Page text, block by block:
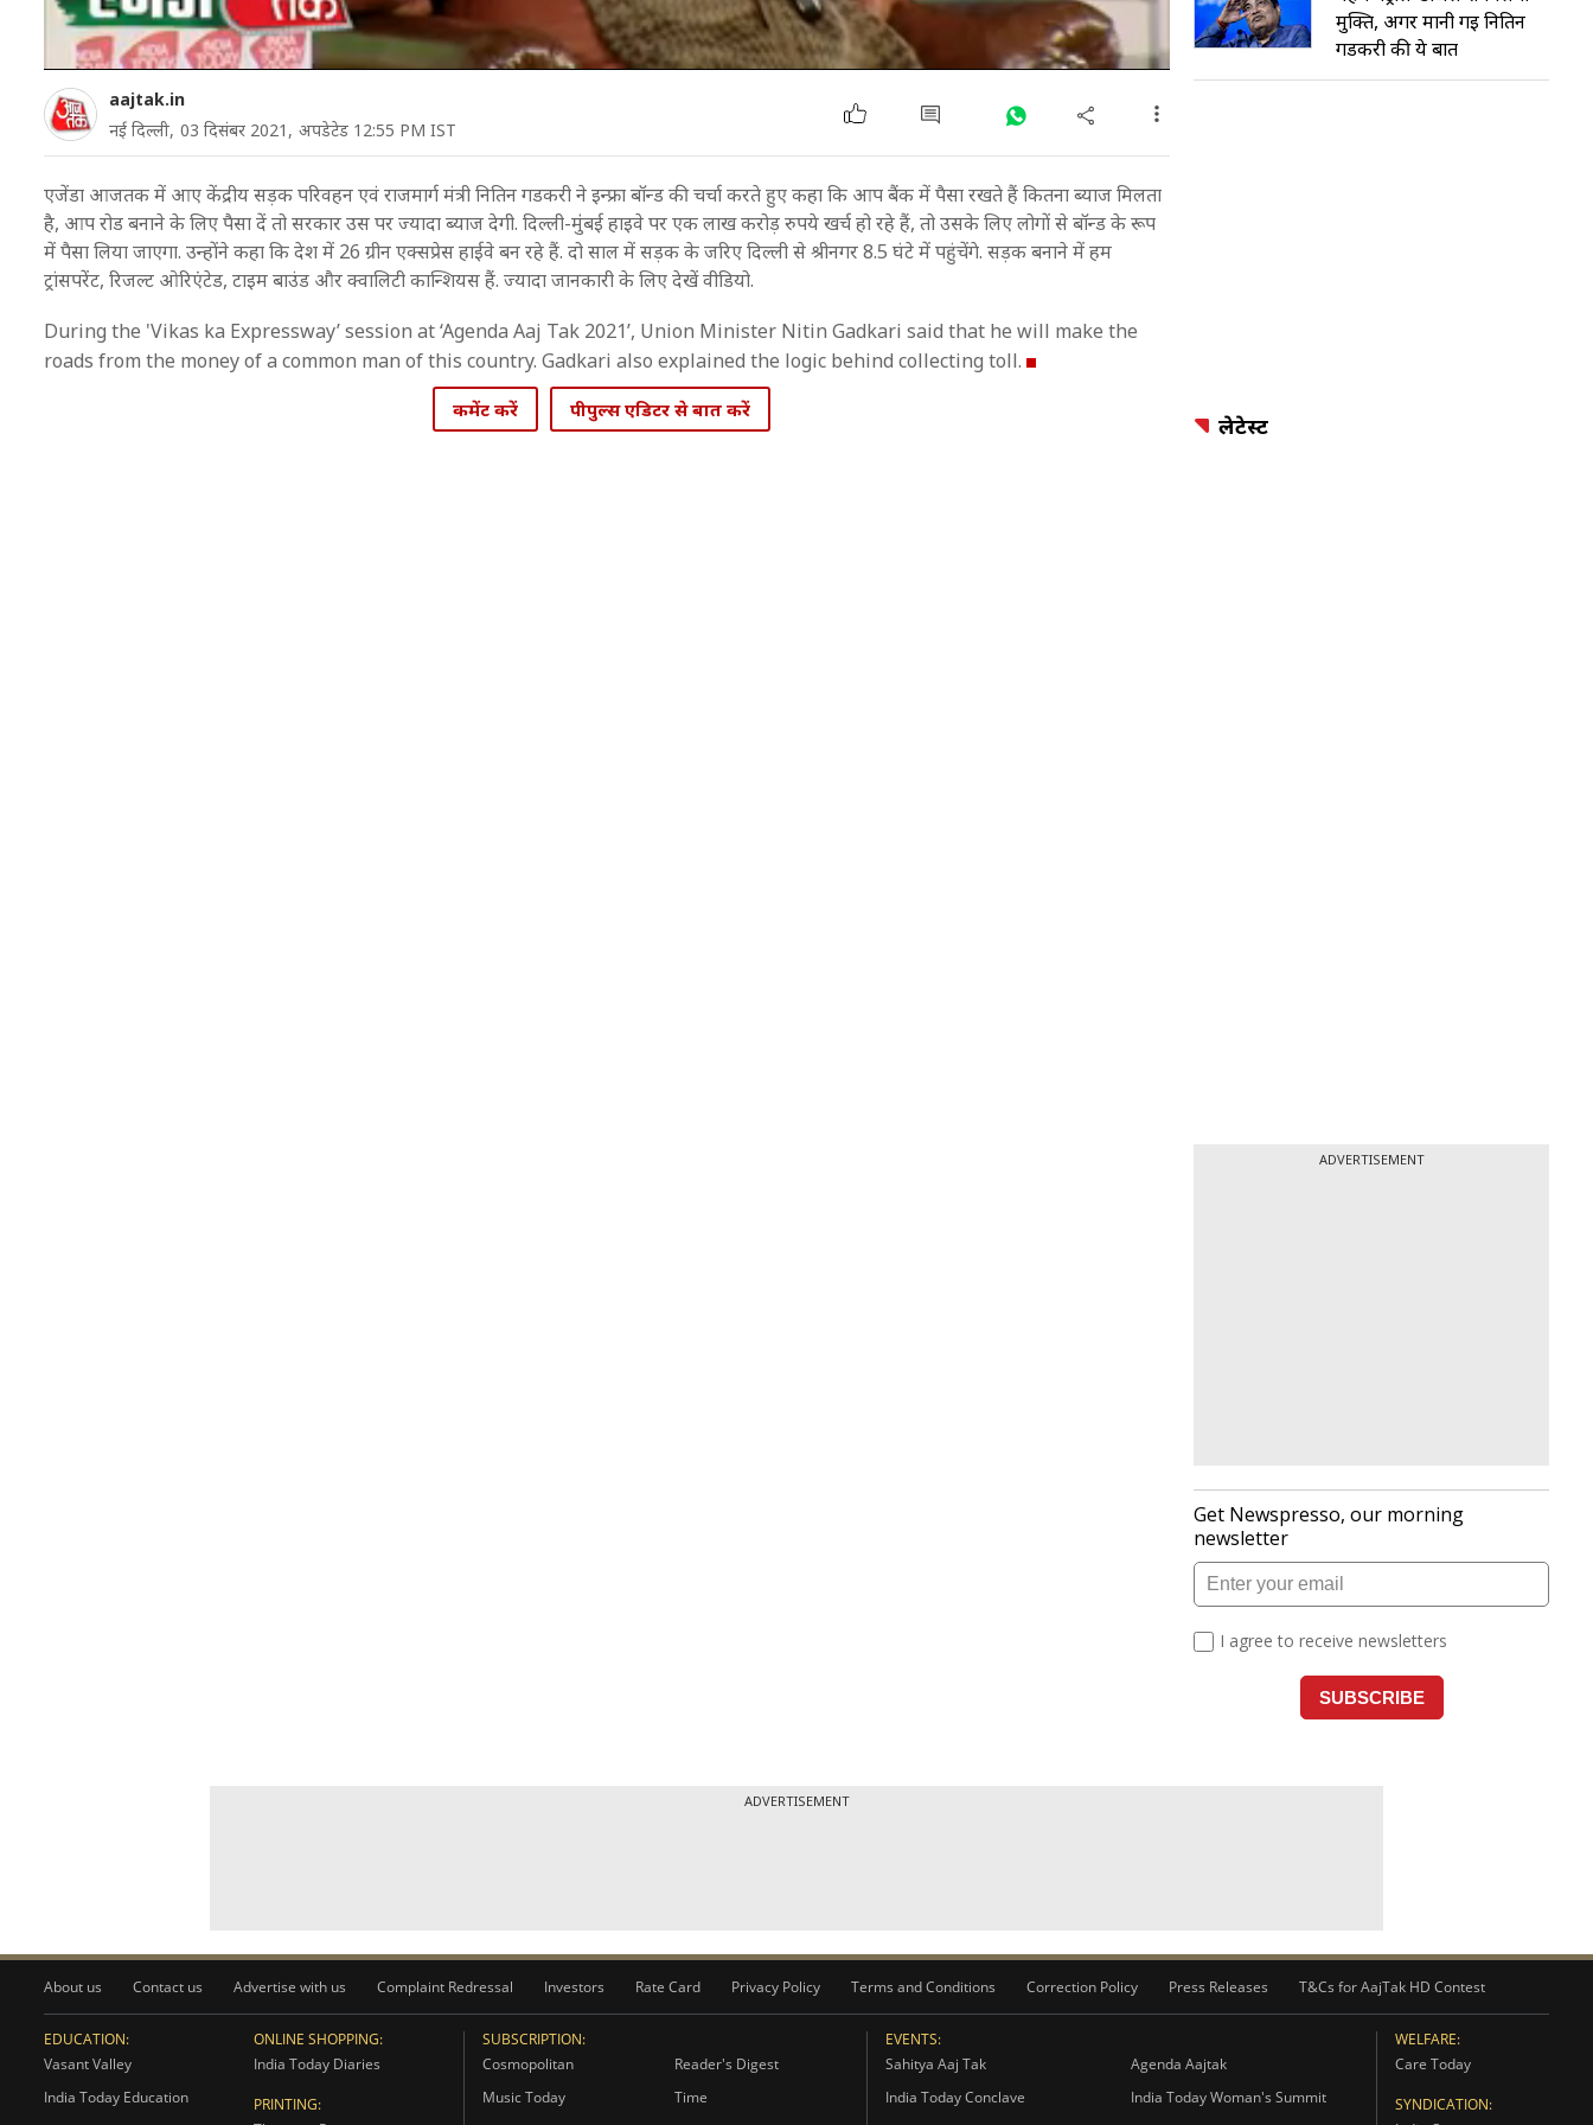
aajtak.in
नई दिल्ली, 03 दिसंबर 2021, अपडेटेड 12:55 PM IST
एजेंडा आजतक में आए केंद्रीय सड़क परिवहन एवं राजमार्ग मंत्री नितिन गडकरी ने इन्फ्रा बॉन्ड की चर्चा करते हुए कहा कि आप बैंक में पैसा रखते हैं कितना ब्याज मिलता
है, आप रोड बनाने के लिए पैसा दें तो सरकार उस पर ज्यादा ब्याज देगी. दिल्ली-मुंंबई हाइवे पर एक लाख करोड़ रुपये खर्च हो रहे हैं, तो उसके लिए लोगों से बॉन्ड के रूप
में पैसा लिया जाएगा. उन्होंने कहा कि देश में 26 ग्रीन एक्सप्रेस हाईवे बन रहे हैं. दो साल में सड़क के जरिए दिल्ली से श्रीनगर 8.5 घंटे में पहुंचेंगे. सड़क बनाने में हम
ट्रांसपरेंट, रिजल्ट ओरिएंटेड, टाइम बाउंड और क्वालिटी कान्शियस हैं. ज्यादा जानकारी के लिए देखें वीडियो.
During the 'Vikas ka Expressway’ session at ‘Agenda Aaj Tak 2021’, Union Minister Nitin Gadkari said that he will make the
roads from the money of a common man of this country. Gadkari also explained the logic behind collecting toll.
कमेंट करें पीपुल्स एडिटर से बात करें
मुक्ति, अगर मानी गई नितिन
गडकरी की ये बात
लेटेस्ट
ADVERTISEMENT
ADVERTISEMENT
About us Contact us Advertise with us Complaint Redressal Investors Rate Card Privacy Policy Terms and Conditions Correction Policy Press Releases T&Cs for AajTak HD Contest
EDUCATION:
Vasant Valley
India Today Education
ONLINE SHOPPING:
India Today Diaries
PRINTING:
SUBSCRIPTION:
Cosmopolitan
Reader's Digest
Music Today
Time
EVENTS:
Sahitya Aaj Tak
Agenda Aajtak
India Today Conclave
India Today Woman's Summit
WELFARE:
Care Today
SYNDICATION: